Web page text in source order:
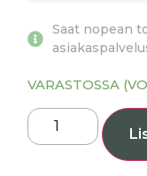
Saat nopean
VARASTOSSA